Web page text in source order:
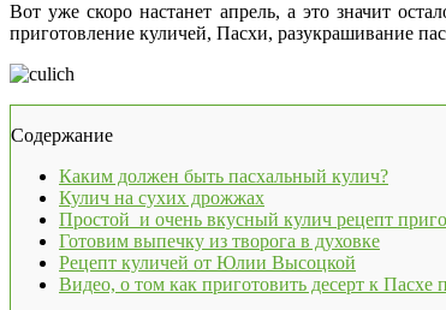
Вот уже скоро настанет апрель, а это значит
приготовление куличей, Пасхи, разукрашивание
Содержание
Каким должен быть пасхальный кулич?
Кулич на сухих дрожжах
Простой и очень вкусный кулич рецепт
Готовим выпечку из творога в духовке
Рецепт куличей от Юлии Высоцкой
Видео, о том как приготовить десерт к Пасхе